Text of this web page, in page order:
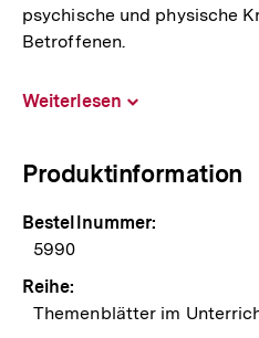
psychische und physische
Betroffenen.
Weiterlesen
Produktinformation
Bestellnummer:
5990
Reihe:
Themenblätter im